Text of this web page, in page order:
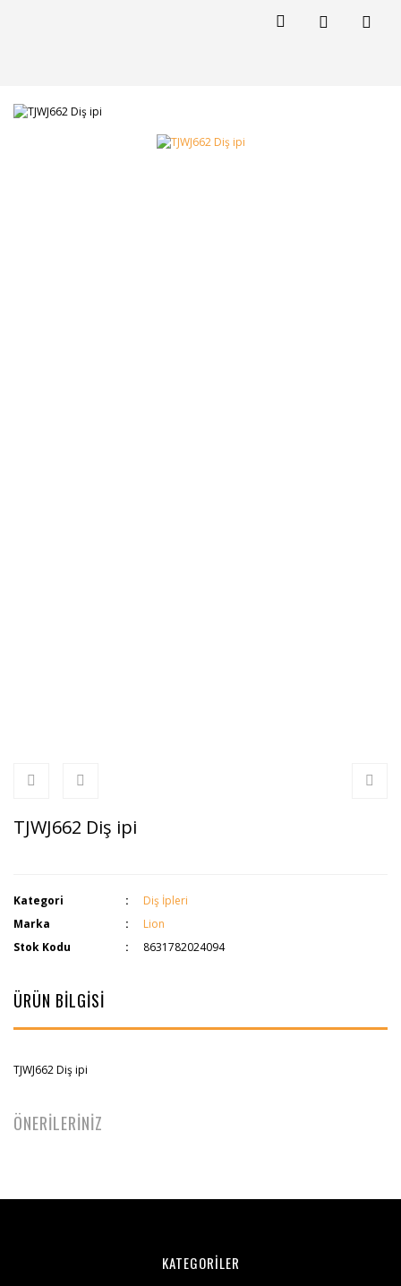
TJWJ662 Diş ipi
Kategori
Diş İpleri
Marka
Lion
Stok Kodu
8631782024094
ÜRÜN BİLGİSİ
TJWJ662 Diş ipi
ÖNERİLERİNİZ
KATEGORİLER